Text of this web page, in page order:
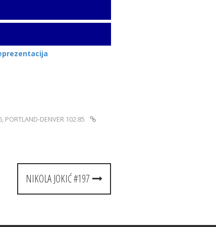
, PORTLAND-DENVER 102:85
NIKOLA JOKIĆ #197